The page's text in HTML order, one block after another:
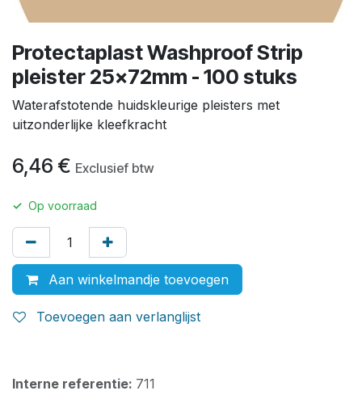
Protectaplast Washproof Strip
pleister 25x72mm - 100 stuks
Waterafstotende huidskleurige pleisters met
uitzonderlijke kleefkracht
6,46 € Exclusief btw
✓ Op voorraad
Aan winkelmandje toevoegen
Toevoegen aan verlanglijst
Interne referentie: 711